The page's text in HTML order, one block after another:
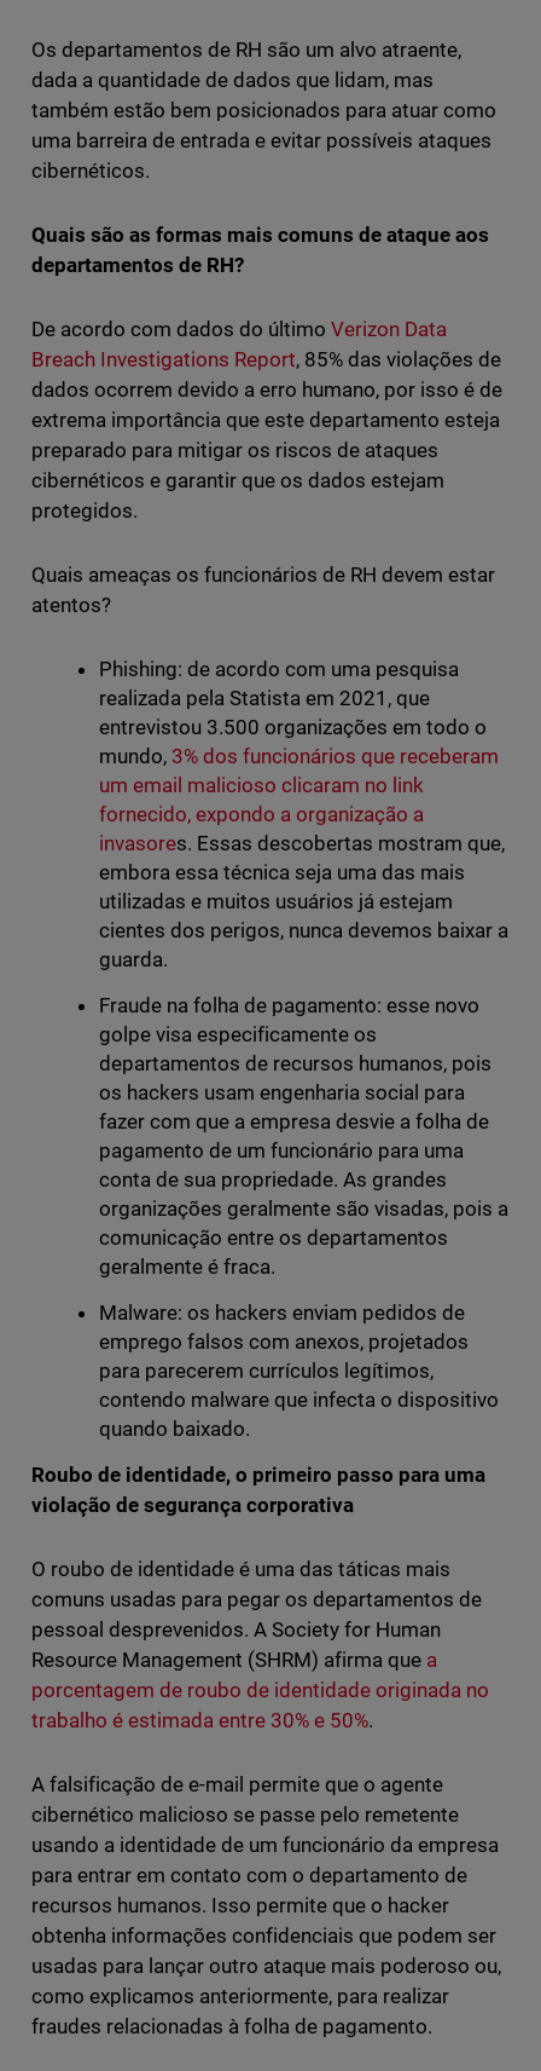
Os departamentos de RH são um alvo atraente,
dada a quantidade de dados que lidam, mas
também estão bem posicionados para atuar como
uma barreira de entrada e evitar possíveis ataques
cibernéticos.
Quais são as formas mais comuns de ataque aos
departamentos de RH?
De acordo com dados do último Verizon Data
Breach Investigations Report, 85% das violações de
dados ocorrem devido a erro humano, por isso é de
extrema importância que este departamento esteja
preparado para mitigar os riscos de ataques
cibernéticos e garantir que os dados estejam
protegidos.
Quais ameaças os funcionários de RH devem estar
atentos?
Phishing: de acordo com uma pesquisa
realizada pela Statista em 2021, que
entrevistou 3.500 organizações em todo o
mundo, 3% dos funcionários que receberam
um email malicioso clicaram no link
fornecido, expondo a organização a
invasores. Essas descobertas mostram que,
embora essa técnica seja uma das mais
utilizadas e muitos usuários já estejam
cientes dos perigos, nunca devemos baixar a
guarda.
Fraude na folha de pagamento: esse novo
golpe visa especificamente os
departamentos de recursos humanos, pois
os hackers usam engenharia social para
fazer com que a empresa desvie a folha de
pagamento de um funcionário para uma
conta de sua propriedade. As grandes
organizações geralmente são visadas, pois a
comunicação entre os departamentos
geralmente é fraca.
Malware: os hackers enviam pedidos de
emprego falsos com anexos, projetados
para parecerem currículos legítimos,
contendo malware que infecta o dispositivo
quando baixado.
Roubo de identidade, o primeiro passo para uma
violação de segurança corporativa
O roubo de identidade é uma das táticas mais
comuns usadas para pegar os departamentos de
pessoal desprevenidos. A Society for Human
Resource Management (SHRM) afirma que a
porcentagem de roubo de identidade originada no
trabalho é estimada entre 30% e 50%.
A falsificação de e-mail permite que o agente
cibernético malicioso se passe pelo remetente
usando a identidade de um funcionário da empresa
para entrar em contato com o departamento de
recursos humanos. Isso permite que o hacker
obtenha informações confidenciais que podem ser
usadas para lançar outro ataque mais poderoso ou,
como explicamos anteriormente, para realizar
fraudes relacionadas à folha de pagamento.